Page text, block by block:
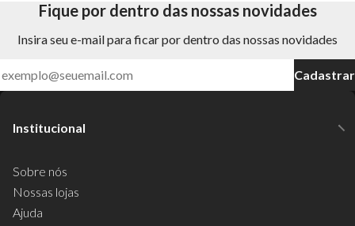
Fique por dentro das nossas novidades
Insira seu e-mail para ficar por dentro das nossas novidades
Cadastrar
Institucional
Sobre nós
Nossas lojas
Ajuda